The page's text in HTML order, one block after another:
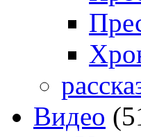
Видео